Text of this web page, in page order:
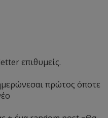
επιθυμείς.
πρώτος όποτε